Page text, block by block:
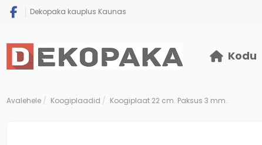
Dekopaka kauplus Kaunas
Kodu
Avalehele Koogiplaadid Koogiplaat 22 cm. Paksus 3 mm.